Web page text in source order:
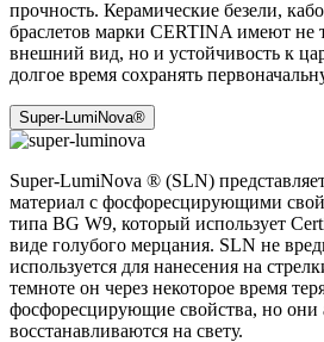
прочность. Керамические безели,
браслетов марки CERTINA имеют не
внешний вид, но и устойчивость к
долгое время сохранять
Super-LumiNova®
Super-LumiNova ® (SLN)
материал с фосфоресцирующими
типа BG W9, который использует
виде голубого мерцания. SLN не
используется для нанесения на
темноте он через некоторое время
фосфоресцирующие свойства, но они
восстанавливаются на свету.